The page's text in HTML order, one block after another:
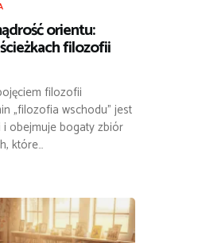
orientu:
filozofii
filozofii
„filozofia wschodu” jest
obejmuje bogaty zbiór
które…